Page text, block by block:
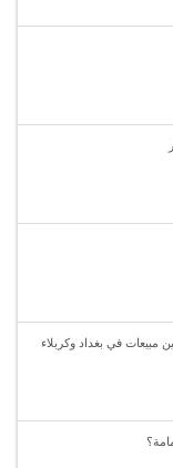
في بغداد وكربلاء